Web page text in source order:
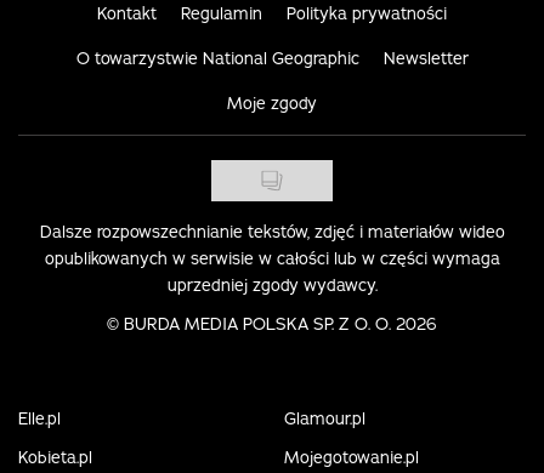
Kontakt Regulamin Polityka prywatności
O towarzystwie National Geographic Newsletter
Moje zgody
Dalsze rozpowszechnianie tekstów, zdjęć i materiałów wideo
opublikowanych w serwisie w całości lub w części wymaga
uprzedniej zgody wydawcy.
© BURDA MEDIA POLSKA SP. Z O. O. 2026
Elle.pl
Glamour.pl
Kobieta.pl
Mojegotowanie.pl